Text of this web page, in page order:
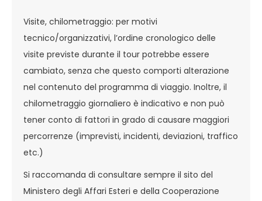
Visite, chilometraggio: per motivi
tecnico/organizzativi, l’ordine cronologico delle
visite previste durante il tour potrebbe essere
cambiato, senza che questo comporti alterazione
nel contenuto del programma di viaggio. Inoltre, il
chilometraggio giornaliero è indicativo e non può
tener conto di fattori in grado di causare maggiori
percorrenze (imprevisti, incidenti, deviazioni, traffico
etc.)
Si raccomanda di consultare sempre il sito del
Ministero degli Affari Esteri e della Cooperazione